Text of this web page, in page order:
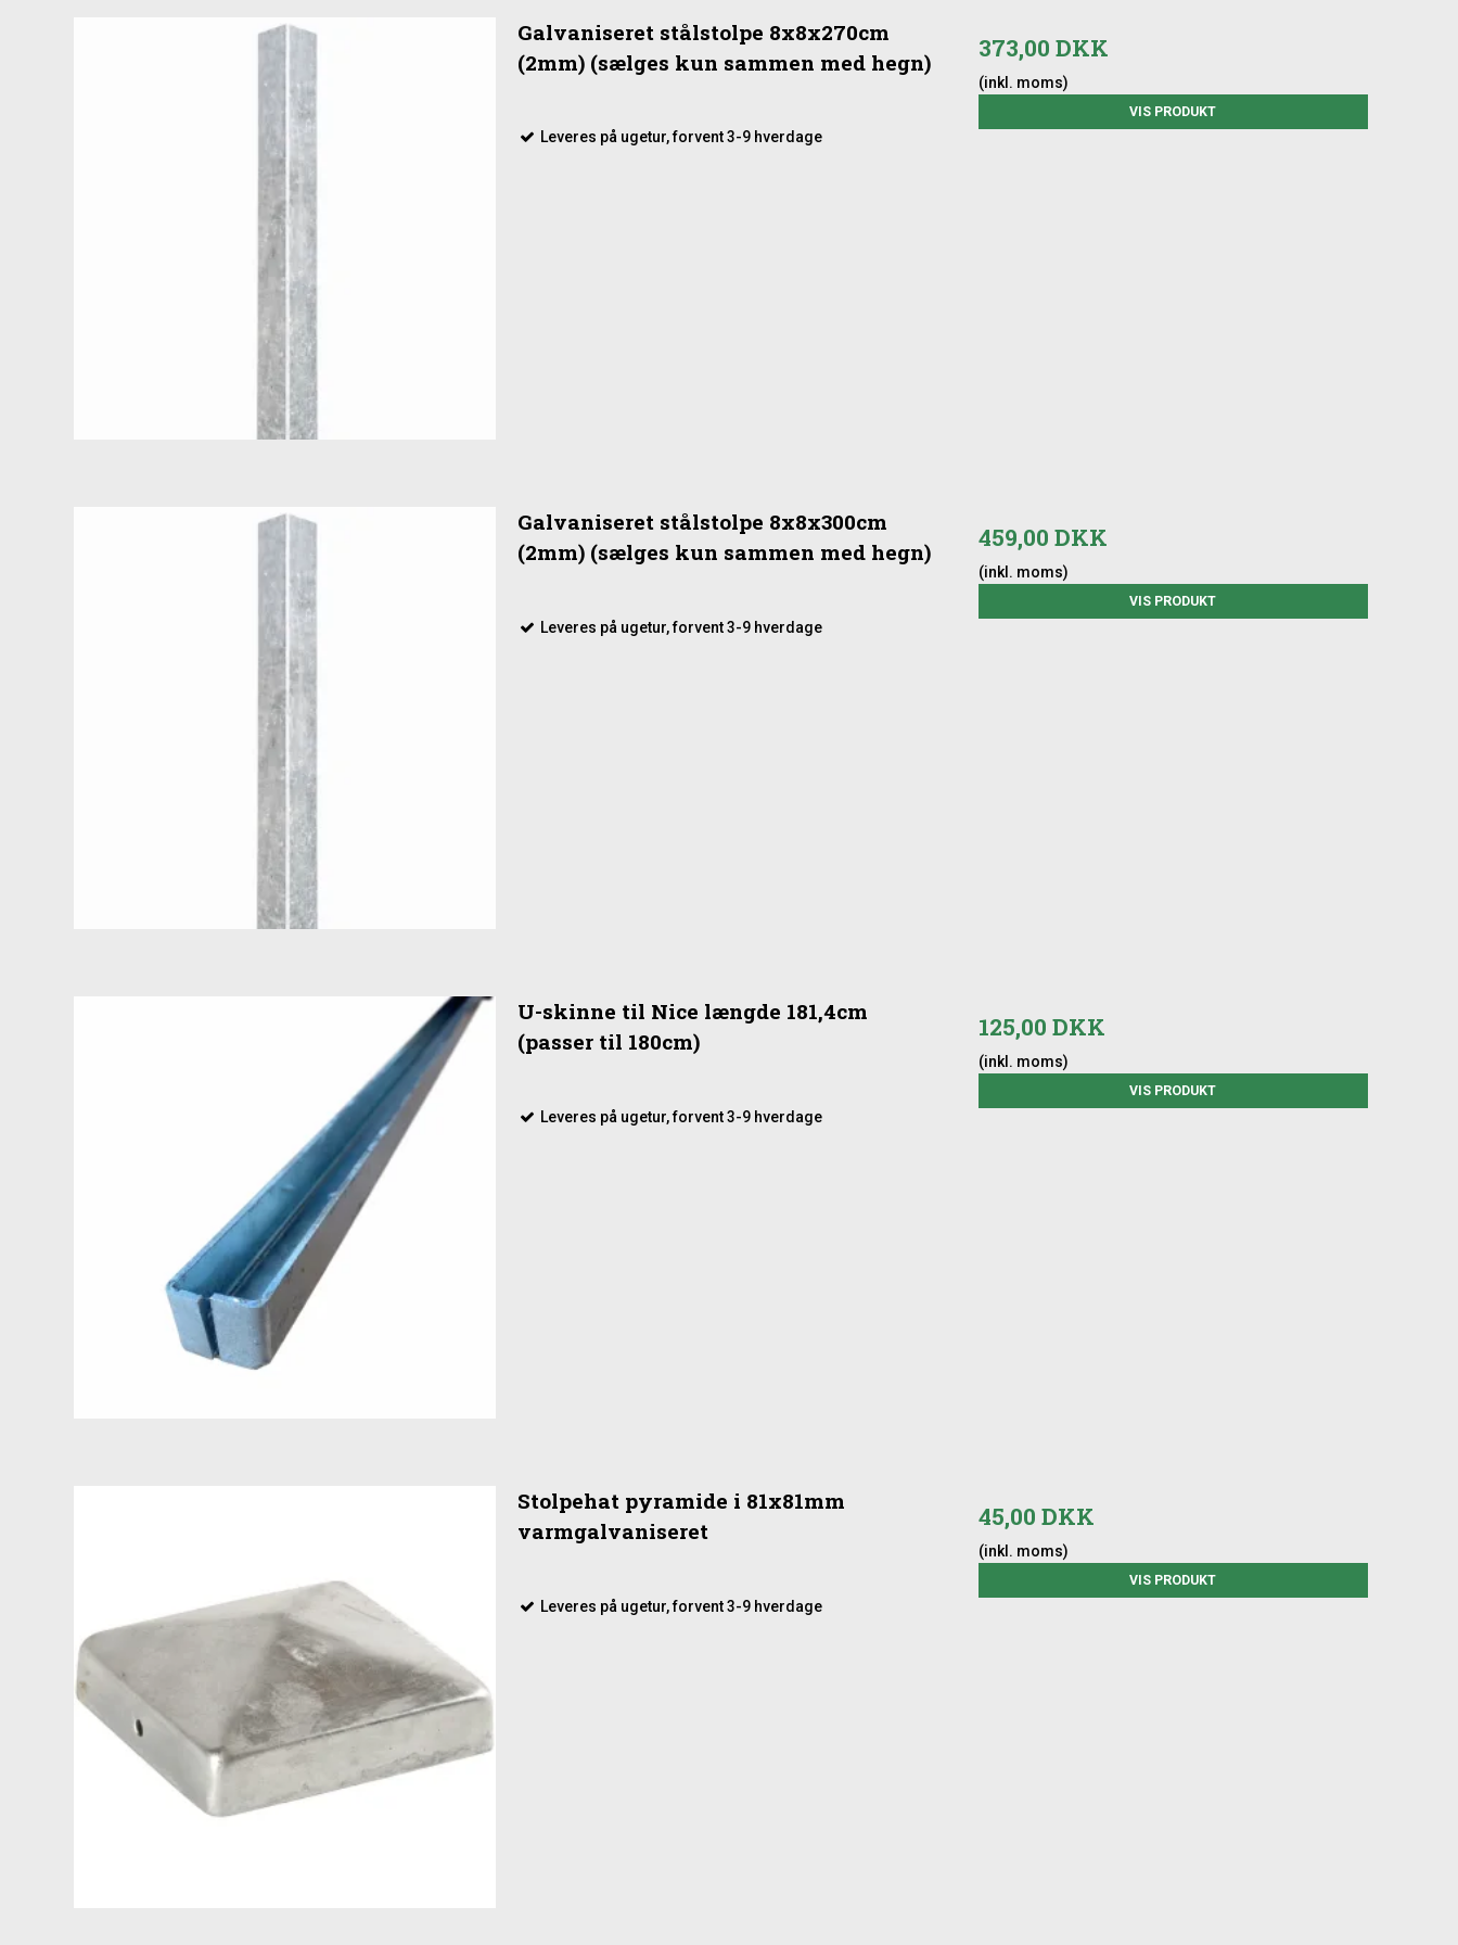
Galvaniseret stålstolpe 8x8x270cm
(2mm) (sælges kun sammen med hegn)
Leveres på ugetur, forvent 3-9 hverdage
373,00 DKK
(inkl. moms)
VIS PRODUKT
Galvaniseret stålstolpe 8x8x300cm
(2mm) (sælges kun sammen med hegn)
Leveres på ugetur, forvent 3-9 hverdage
459,00 DKK
(inkl. moms)
VIS PRODUKT
U-skinne til Nice længde 181,4cm
(passer til 180cm)
Leveres på ugetur, forvent 3-9 hverdage
125,00 DKK
(inkl. moms)
VIS PRODUKT
Stolpehat pyramide i 81x81mm
varmgalvaniseret
Leveres på ugetur, forvent 3-9 hverdage
45,00 DKK
(inkl. moms)
VIS PRODUKT